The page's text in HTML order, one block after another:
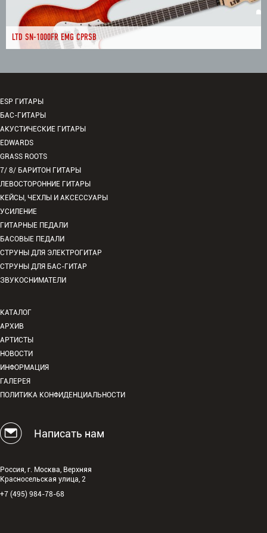
LTD SN-1000FR EMG CPRSB
ESP ГИТАРЫ
БАС-ГИТАРЫ
АКУСТИЧЕСКИЕ ГИТАРЫ
EDWARDS
GRASS ROOTS
7/ 8/ БАРИТОН ГИТАРЫ
ЛЕВОСТОРОННИЕ ГИТАРЫ
КЕЙСЫ, ЧЕХЛЫ И АКСЕССУАРЫ
УСИЛЕНИЕ
ГИТАРНЫЕ ПЕДАЛИ
БАСОВЫЕ ПЕДАЛИ
СТРУНЫ ДЛЯ ЭЛЕКТРОГИТАР
СТРУНЫ ДЛЯ БАС-ГИТАР
ЗВУКОСНИМАТЕЛИ
КАТАЛОГ
АРХИВ
АРТИСТЫ
НОВОСТИ
ИНФОРМАЦИЯ
ГАЛЕРЕЯ
ПОЛИТИКА КОНФИДЕНЦИАЛЬНОСТИ
Написать нам
Россия, г. Москва, Верхняя
Красносельская улица, 2
+7 (495) 984-78-68